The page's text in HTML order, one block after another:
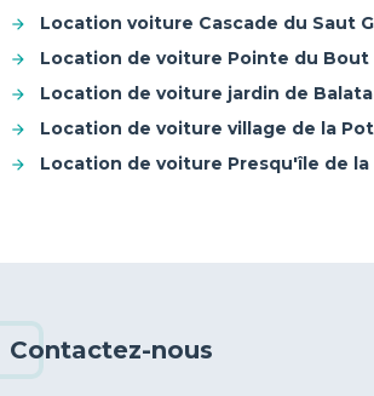
Location voiture Cascade du Saut
Location de voiture Pointe du Bout
Location de voiture jardin de Balata
Location de voiture village de la
Location de voiture Presqu'île de la
Contactez-nous